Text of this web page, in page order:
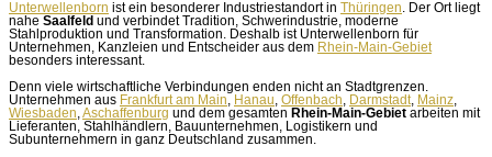
Unterwellenborn ist ein besonderer Industriestandort in Thüringen . Der Ort liegt
nahe Saalfeld und verbindet Tradition, Schwerindustrie, moderne
Stahlproduktion und Transformation. Deshalb ist Unterwellenborn für
Unternehmen, Kanzleien und Entscheider aus dem Rhein-Main-Gebiet
besonders interessant.
Denn viele wirtschaftliche Verbindungen enden nicht an Stadtgrenzen.
Unternehmen aus Frankfurt am Main Hanau Offenbach Darmstadt Mainz
Wiesbaden Aschaffenburg und dem gesamten Rhein-Main-Gebiet arbeiten mit
Lieferanten, Stahlhändlern, Bauunternehmen, Logistikern und
Subunternehmern in ganz Deutschland zusammen.